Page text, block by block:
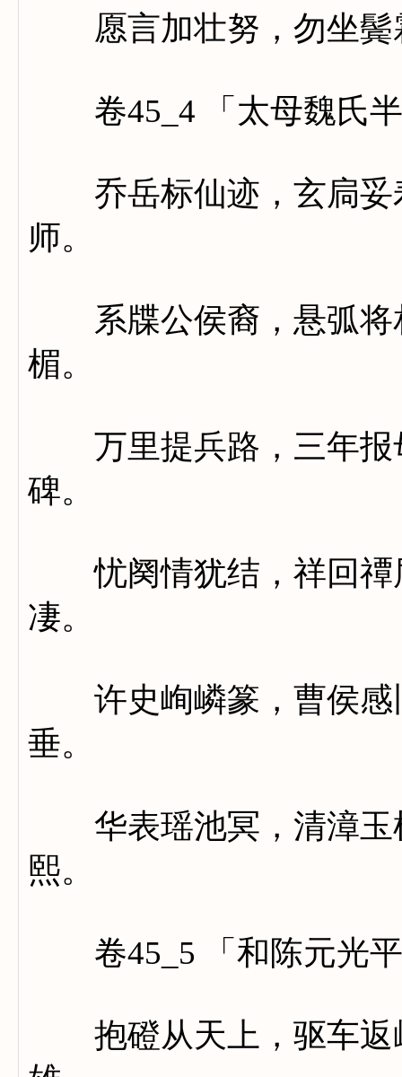
愿言加壮努，勿坐鬓
卷45_4 「太母魏氏半
乔岳标仙迹，玄扃妥
师。
系牒公侯裔，悬弧将
楣。
万里提兵路，三年报
碑。
忧阕情犹结，祥回禫
凄。
许史峋嶙篆，曹侯感
垂。
华表瑶池冥，清漳玉
熙。
卷45_5 「和陈元光平
抱磴从天上，驱车返